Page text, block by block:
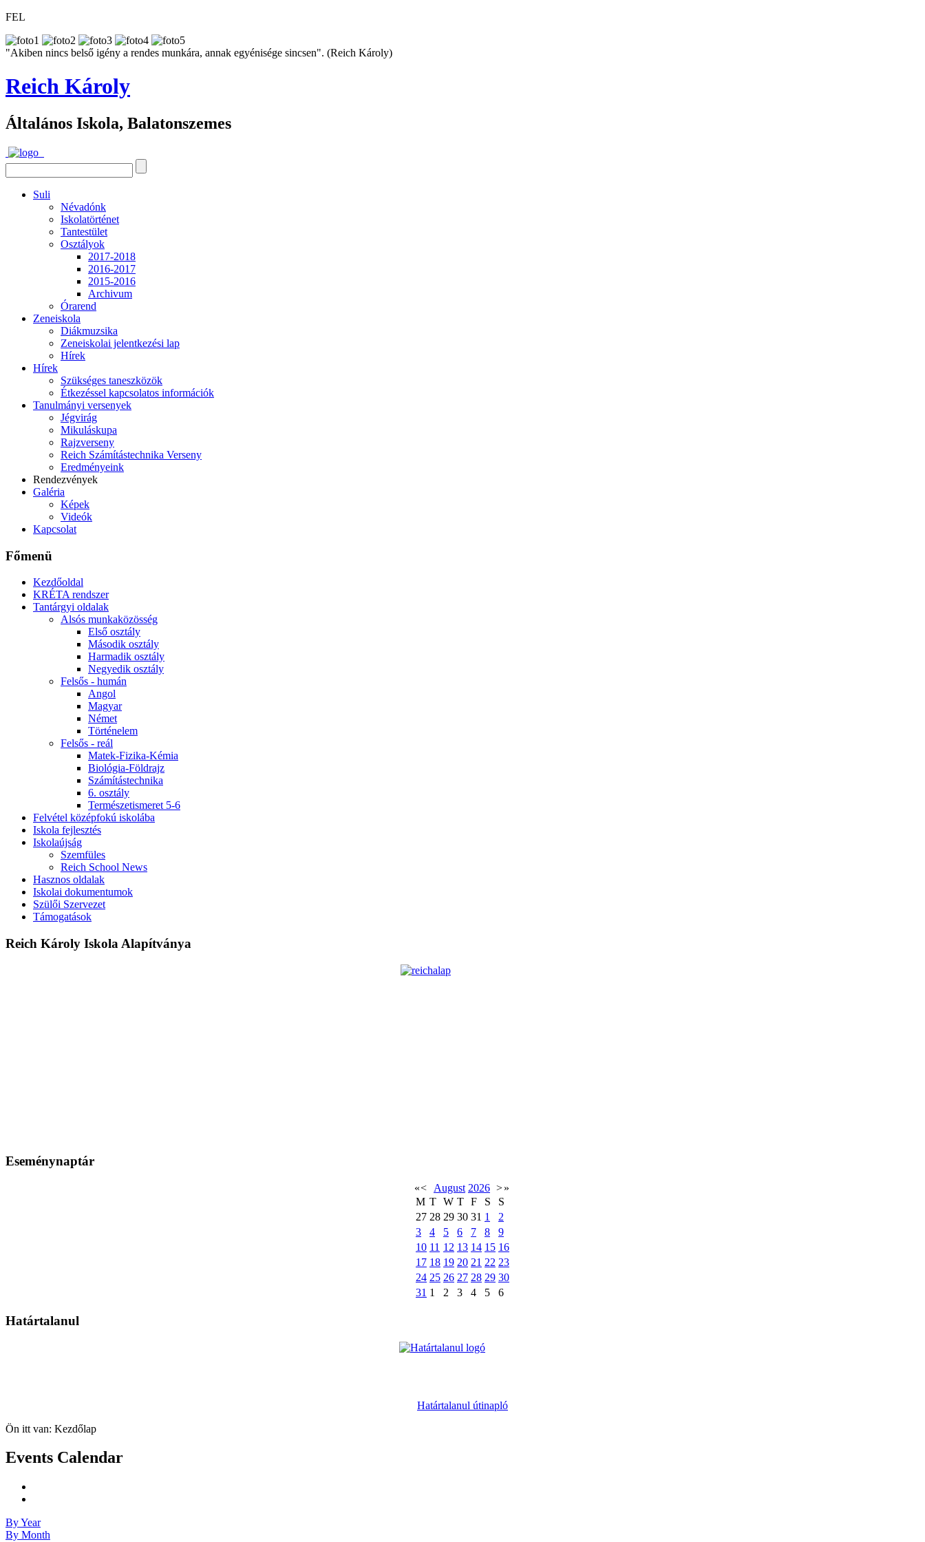
FEL
"Akiben nincs belső igény a rendes munkára, annak egyénisége sincsen". (Reich Károly)
Reich Károly
Általános Iskola, Balatonszemes
Suli
Névadónk
Iskolatörténet
Tantestület
Osztályok
2017-2018
2016-2017
2015-2016
Archivum
Órarend
Zeneiskola
Diákmuzsika
Zeneiskolai jelentkezési lap
Hírek
Hírek
Szükséges taneszközök
Étkezéssel kapcsolatos információk
Tanulmányi versenyek
Jégvirág
Mikuláskupa
Rajzverseny
Reich Számítástechnika Verseny
Eredményeink
Rendezvények
Galéria
Képek
Videók
Kapcsolat
Főmenü
Kezdőoldal
KRÉTA rendszer
Tantárgyi oldalak
Alsós munkaközösség
Első osztály
Második osztály
Harmadik osztály
Negyedik osztály
Felsős - humán
Angol
Magyar
Német
Történelem
Felsős - reál
Matek-Fizika-Kémia
Biológia-Földrajz
Számítástechnika
6. osztály
Természetismeret 5-6
Felvétel középfokú iskolába
Iskola fejlesztés
Iskolaújság
Szemfüles
Reich School News
Hasznos oldalak
Iskolai dokumentumok
Szülői Szervezet
Támogatások
Reich Károly Iskola Alapítványa
Eseménynaptár
«< August 2026 >»
M T W T F S
S
27 28 29 30 31 1
2
3
4 5 6 7 8
9
10 11 12 13 14 15 16
17 18 19 20 21 22 23
24 25 26 27 28 29 30
31 1 2 3 4 5 6
Határtalanul
Határtalanul útinapló
Ön itt van: Kezdőlap
Events Calendar
By Year
By Month